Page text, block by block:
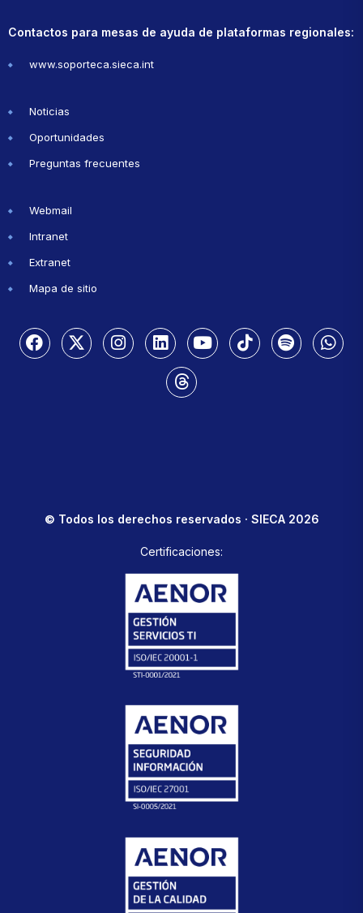
Contactos para mesas de ayuda de plataformas regionales:
www.soporteca.sieca.int
Noticias
Oportunidades
Preguntas frecuentes
Webmail
Intranet
Extranet
Mapa de sitio
© Todos los derechos reservados · SIECA 2026
Certificaciones: